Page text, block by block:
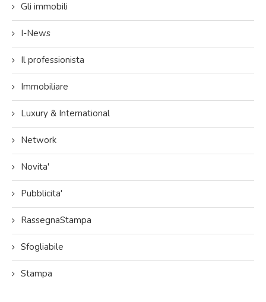
Gli immobili
I-News
Il professionista
Immobiliare
Luxury & International
Network
Novita'
Pubblicita'
RassegnaStampa
Sfogliabile
Stampa